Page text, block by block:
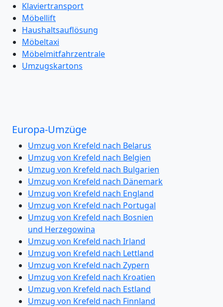
Klaviertransport
Möbellift
Haushaltsauflösung
Möbeltaxi
Möbelmitfahrzentrale
Umzugskartons
Europa-Umzüge
Umzug von Krefeld nach Belarus
Umzug von Krefeld nach Belgien
Umzug von Krefeld nach Bulgarien
Umzug von Krefeld nach Dänemark
Umzug von Krefeld nach England
Umzug von Krefeld nach Portugal
Umzug von Krefeld nach Bosnien
und Herzegowina
Umzug von Krefeld nach Irland
Umzug von Krefeld nach Lettland
Umzug von Krefeld nach Zypern
Umzug von Krefeld nach Kroatien
Umzug von Krefeld nach Estland
Umzug von Krefeld nach Finnland